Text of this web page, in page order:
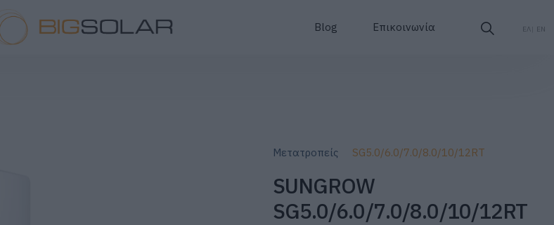
Blog Επικοινωνία ΕΛ EN
SG5.0/6.0/7.0/8.0/10/12RT
Μετατροπείς
SUNGROW
SG5.0/6.0/7.0/8.0/10/12RT